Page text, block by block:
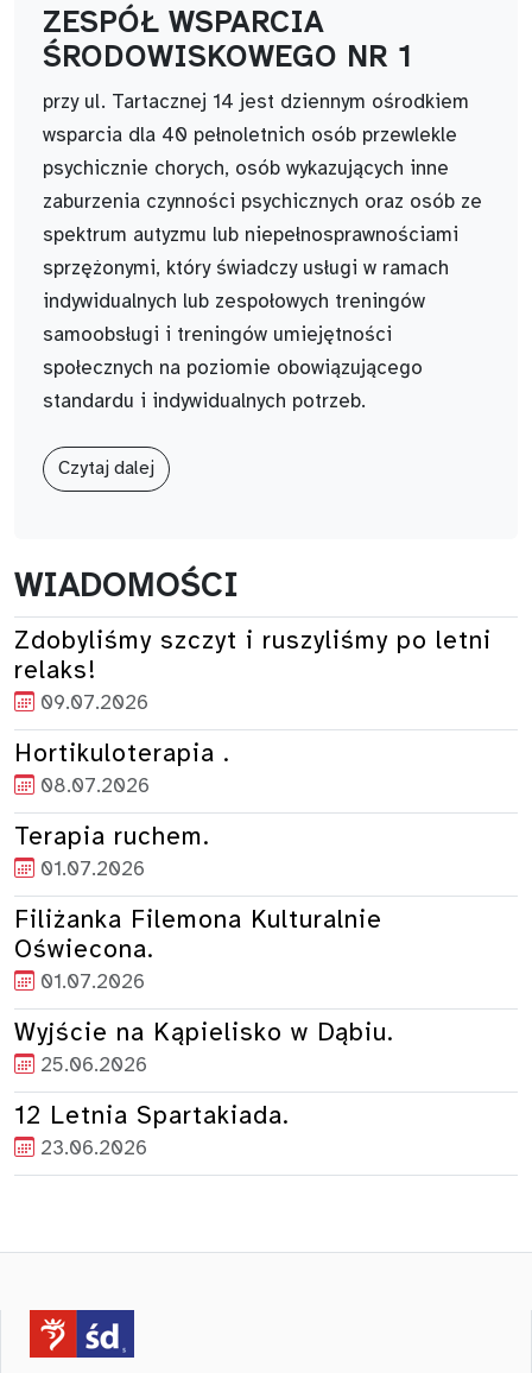
ZESPÓŁ WSPARCIA
ŚRODOWISKOWEGO NR 1
przy ul. Tartacznej 14 jest dziennym ośrodkiem
wsparcia dla 40 pełnoletnich osób przewlekle
psychicznie chorych, osób wykazujących inne
zaburzenia czynności psychicznych oraz osób ze
spektrum autyzmu lub niepełnosprawnościami
sprzężonymi, który świadczy usługi w ramach
indywidualnych lub zespołowych treningów
samoobsługi i treningów umiejętności
społecznych na poziomie obowiązującego
standardu i indywidualnych potrzeb.
Czytaj dalej
WIADOMOŚCI
Zdobyliśmy szczyt i ruszyliśmy po letni
relaks!
09.07.2026
Hortikuloterapia .
08.07.2026
Terapia ruchem.
01.07.2026
Filiżanka Filemona Kulturalnie
Oświecona.
01.07.2026
Wyjście na Kąpielisko w Dąbiu.
25.06.2026
12 Letnia Spartakiada.
23.06.2026